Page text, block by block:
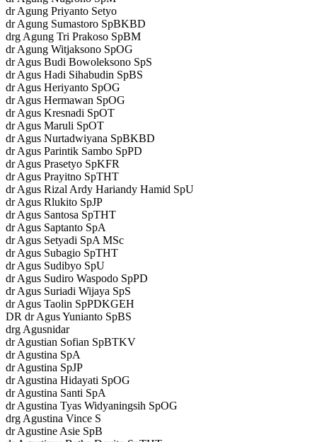
dr Agung Priyanto Setyo
dr Agung Sumastoro SpBKBD
drg Agung Tri Prakoso SpBM
dr Agung Witjaksono SpOG
dr Agus Budi Bowoleksono SpS
dr Agus Hadi Sihabudin SpBS
dr Agus Heriyanto SpOG
dr Agus Hermawan SpOG
dr Agus Kresnadi SpOT
dr Agus Maruli SpOT
dr Agus Nurtadwiyana SpBKBD
dr Agus Parintik Sambo SpPD
dr Agus Prasetyo SpKFR
dr Agus Prayitno SpTHT
dr Agus Rizal Ardy Hariandy Hamid SpU
dr Agus Rlukito SpJP
dr Agus Santosa SpTHT
dr Agus Saptanto SpA
dr Agus Setyadi SpA MSc
dr Agus Subagio SpTHT
dr Agus Sudibyo SpU
dr Agus Sudiro Waspodo SpPD
dr Agus Suriadi Wijaya SpS
dr Agus Taolin SpPDKGEH
DR dr Agus Yunianto SpBS
drg Agusnidar
dr Agustian Sofian SpBTKV
dr Agustina SpA
dr Agustina SpJP
dr Agustina Hidayati SpOG
dr Agustina Santi SpA
dr Agustina Tyas Widyaningsih SpOG
drg Agustina Vince S
dr Agustine Asie SpB